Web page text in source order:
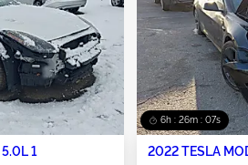
1
6h : 26m : 05s
2022 TESLA